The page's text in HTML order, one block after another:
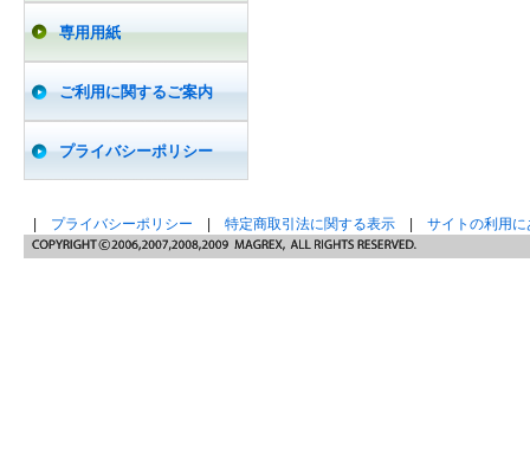
専用用紙
ご利用に関するご案内
プライバシーポリシー
プライバシーポリシー 特定商取引法に関する表示 サイトの利用に